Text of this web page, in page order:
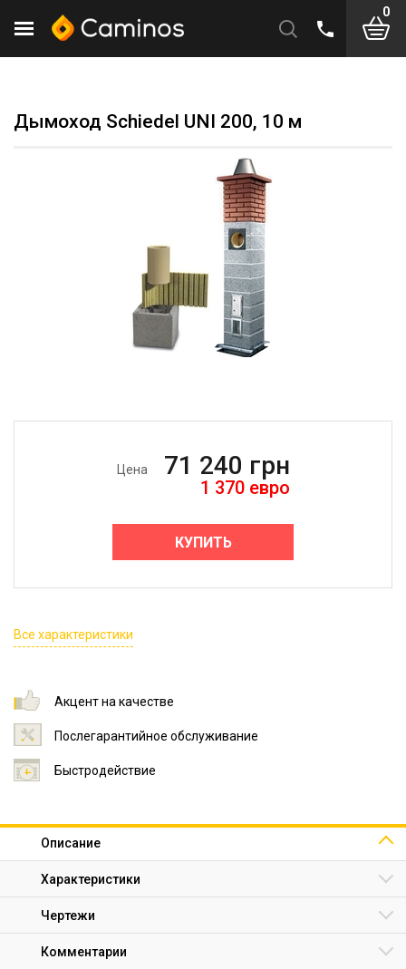
0
Дымоход Schiedel UNI 200, 10 м
Цена 71 240 грн
1 370 евро
КУПИТЬ
Все характеристики
Акцент на качестве
Послегарантийное обслуживание
Быстродействие
Описание
Характеристики
Чертежи
Комментарии